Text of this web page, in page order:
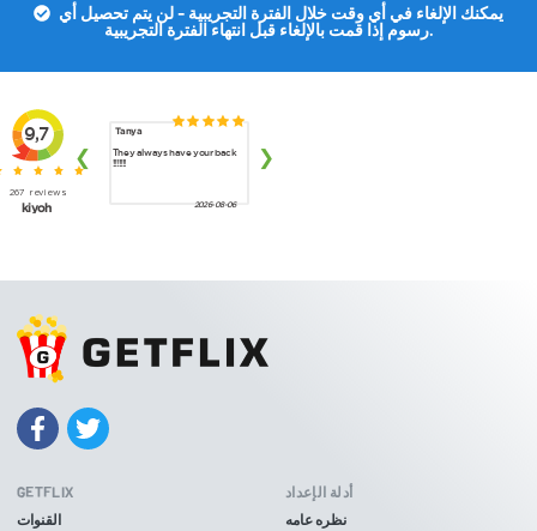
يمكنك الإلغاء في أي وقت خلال الفترة التجريبية - لن يتم تحصيل أي
رسوم إذا قمت بالإلغاء قبل انتهاء الفترة التجريبية.
GETFLIX
القنوات
أدلة الإعداد
نظره عامه